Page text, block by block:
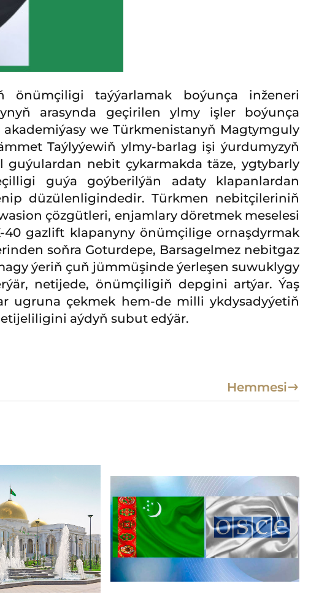
önümçiligi taýýarlamak boýunça inženeri
arasynda geçirilen ylmy işler boýunça
we Türkmenistanyň Magtymguly
Taýlyýewiň ylmy-barlag işi ýurdumyzyň
nebit çykarmakda täze, ygtybarly
guýa goýberilýän adaty klapanlardan
düzülenligindedir. Türkmen nebitçileriniň
çözgütleri, enjamlary döretmek meselesi
40 gazlift klapanyny önümçilige ornaşdyrmak
soňra Goturdepe, Barsagelmez nebitgaz
ýeriň çuň jümmüşinde ýerleşen suwuklygy
netijede, önümçiligiň depgini artýar. Ýaş
ugruna çekmek hem-de milli ykdysadyýetiň
aýdyň subut edýär.
Hemmesi